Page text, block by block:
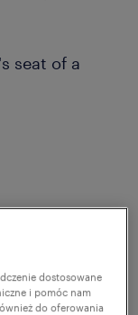
dostosowane
i pomóc nam
do oferowania